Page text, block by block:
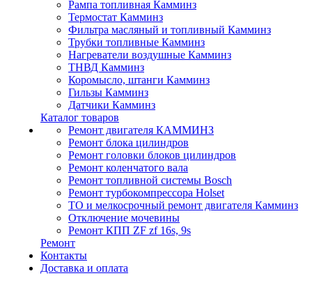
Рампа топливная Камминз
Термостат Камминз
Фильтра масляный и топливный Камминз
Трубки топливные Камминз
Нагреватели воздушные Камминз
ТНВД Камминз
Коромысло, штанги Камминз
Гильзы Камминз
Датчики Камминз
Каталог товаров
Ремонт двигателя КАММИНЗ
Ремонт блока цилиндров
Ремонт головки блоков цилиндров
Ремонт коленчатого вала
Ремонт топливной системы Bosch
Ремонт турбокомпрессора Holset
ТО и мелкосрочный ремонт двигателя Камминз
Отключение мочевины
Ремонт КПП ZF zf 16s, 9s
Ремонт
Контакты
Доставка и оплата